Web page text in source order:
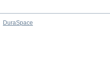
DuraSpace